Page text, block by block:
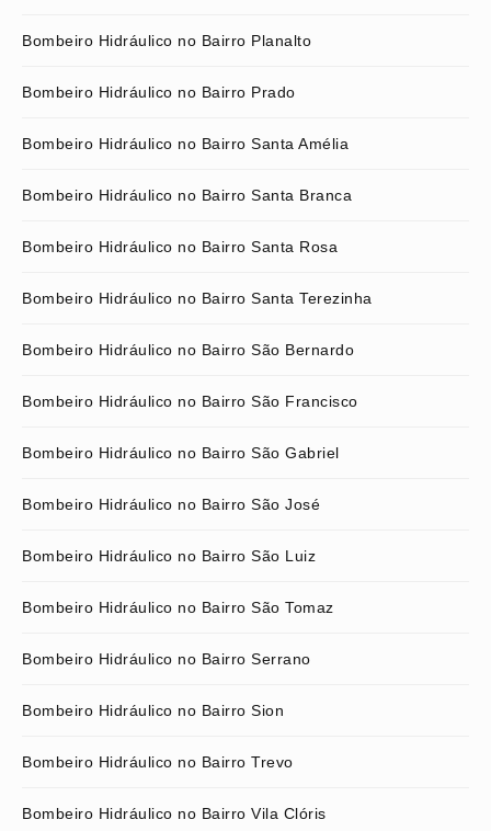
Bombeiro Hidráulico no Bairro Planalto
Bombeiro Hidráulico no Bairro Prado
Bombeiro Hidráulico no Bairro Santa Amélia
Bombeiro Hidráulico no Bairro Santa Branca
Bombeiro Hidráulico no Bairro Santa Rosa
Bombeiro Hidráulico no Bairro Santa Terezinha
Bombeiro Hidráulico no Bairro São Bernardo
Bombeiro Hidráulico no Bairro São Francisco
Bombeiro Hidráulico no Bairro São Gabriel
Bombeiro Hidráulico no Bairro São José
Bombeiro Hidráulico no Bairro São Luiz
Bombeiro Hidráulico no Bairro São Tomaz
Bombeiro Hidráulico no Bairro Serrano
Bombeiro Hidráulico no Bairro Sion
Bombeiro Hidráulico no Bairro Trevo
Bombeiro Hidráulico no Bairro Vila Clóris